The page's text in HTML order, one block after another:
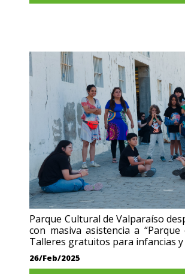
Parque Cultural de Valparaíso
con masiva asistencia a “Parque
Talleres gratuitos para infancias y
26/Feb/2025